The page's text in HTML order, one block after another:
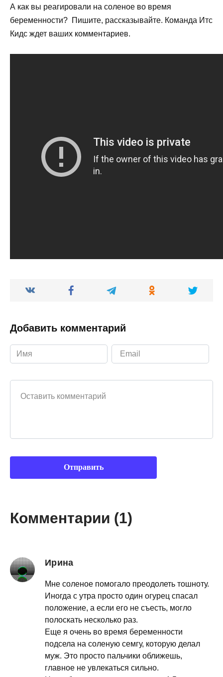
А как вы реагировали на соленое во время
беременности? Пишите, рассказывайте. Команда Итс
Кидс ждет ваших комментариев.
Добавить комментарий
Комментарии (1)
Ирина
Мне соленое помогало преодолеть тошноту.
Иногда с утра просто один огурец спасал
положение, а если его не съесть, могло
полоскать несколько раз.
Еще я очень во время беременности
подсела на соленую семгу, которую делал
муж. Это просто пальчики оближешь,
главное не увлекаться сильно.